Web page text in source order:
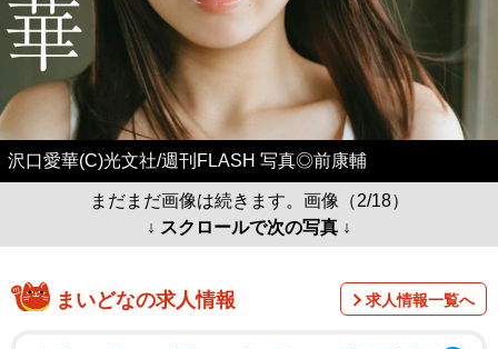
沢口愛華(C)光文社/週刊FLASH 写真◎前康輔
まだまだ画像は続きます。画像（2/18）
↓ スクロールで次の写真 ↓
まいどなの求人情報 求人情報一覧へ